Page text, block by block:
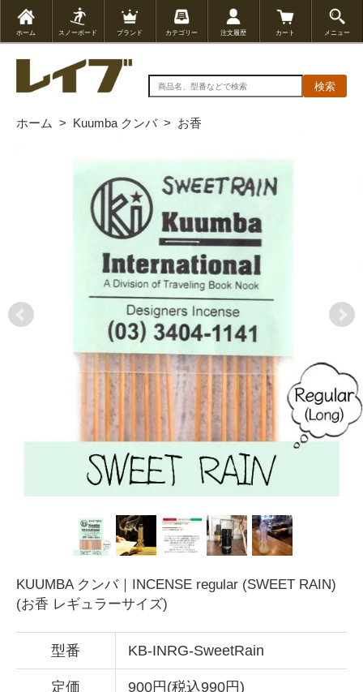
ホーム スノーボード ブランド カテゴリー 注文履歴 カート メニュー
検索
ホーム > Kuumba クンバ> お香
KUUMBA クンバ｜INCENSE regular (SWEET RAIN)
(お香 レギュラーサイズ)
型番 KB-INRG-SweetRain
定価 900円(税込990円)